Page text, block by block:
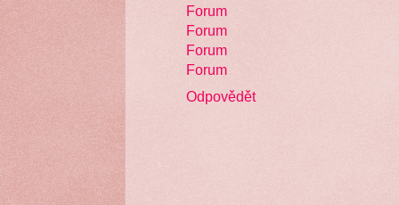
Forum
Forum
Forum
Forum
Odpovědět